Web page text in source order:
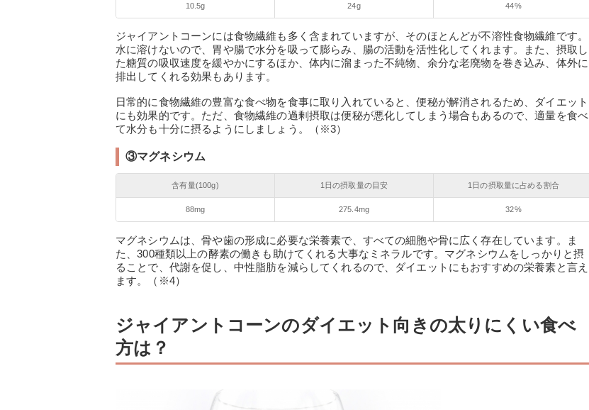
10.5g 24g 44%
ジャイアントコーンには食物繊維も多く含まれていますが、そのほとんどが不溶性食物繊維です。
水に溶けないので、胃や腸で水分を吸って膨らみ、腸の活動を活性化してくれます。また、摂取し
た糖質の吸収速度を緩やかにするほか、体内に溜まった不純物、余分な老廃物を巻き込み、体外に
排出してくれる効果もあります。
日常的に食物繊維の豊富な食べ物を食事に取り入れていると、便秘が解消されるため、ダイエット
にも効果的です。ただ、食物繊維の過剰摂取は便秘が悪化してしまう場合もあるので、適量を食べ
て水分も十分に摂るようにしましょう。（※3）
③マグネシウム
含有量(100g) 1日の摂取量の目安 1日の摂取量に占める割合
88mg 275.4mg 32%
マグネシウムは、骨や歯の形成に必要な栄養素で、すべての細胞や骨に広く存在しています。ま
た、300種類以上の酵素の働きも助けてくれる大事なミネラルです。マグネシウムをしっかりと摂
ることで、代謝を促し、中性脂肪を減らしてくれるので、ダイエットにもおすすめの栄養素と言え
ます。（※4）
ジャイアントコーンのダイエット向きの太りにくい食べ
方は？